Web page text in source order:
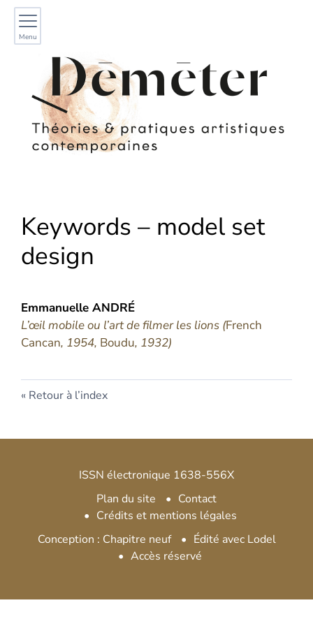
Menu
Keywords – model set
design
Emmanuelle ANDRÉ
L’œil mobile ou l’art de filmer les lions (French
Cancan, 1954, Boudu, 1932)
Retour à l’index
ISSN électronique 1638-556X
Plan du site
Contact
Crédits et mentions légales
Conception : Chapitre neuf
Édité avec Lodel
Accès réservé